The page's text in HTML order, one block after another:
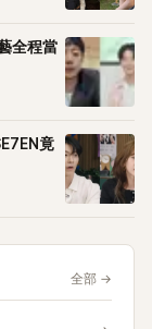
全程當
竟
全部 →